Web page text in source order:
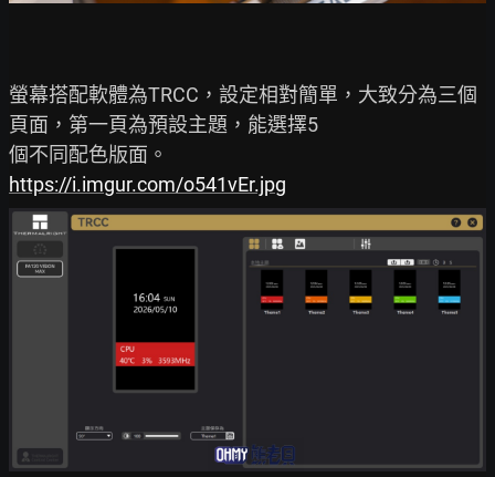
螢幕搭配軟體為TRCC，設定相對簡單，大致分為三個
頁面，第一頁為預設主題，能選擇5
https://i.imgur.com/o541vEr.jpg